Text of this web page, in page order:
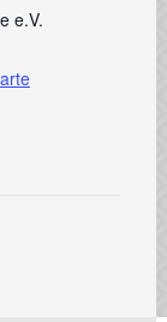
e.V.